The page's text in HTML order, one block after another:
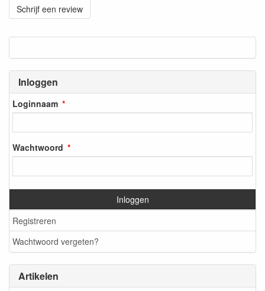
Inloggen
Loginnaam
Wachtwoord
Inloggen
Registreren
Wachtwoord vergeten?
Artikelen
Schrijf een review